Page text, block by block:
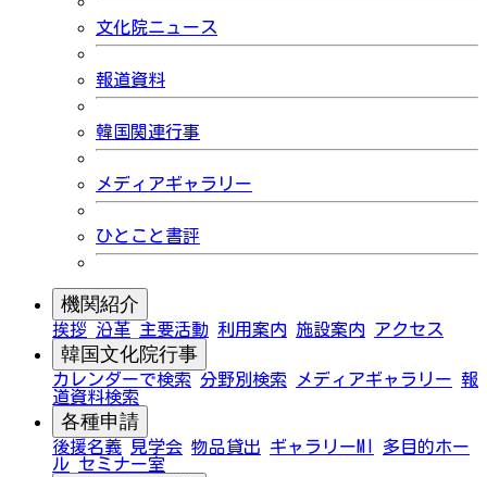
文化院ニュース
報道資料
韓国関連行事
メディアギャラリー
ひとこと書評
機関紹介
挨拶 沿革 主要活動 利用案内 施設案内 アクセス
韓国文化院行事
カレンダーで検索 分野別検索 メディアギャラリー 報
道資料検索
各種申請
後援名義 見学会 物品貸出 ギャラリーMI
多目的ホー
ル セミナー室